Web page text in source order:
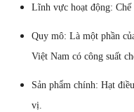
Lĩnh vực hoạt động: Chế
Quy mô: Là một phần
Việt Nam có công suất
Sản phẩm chính: Hạt
vị.